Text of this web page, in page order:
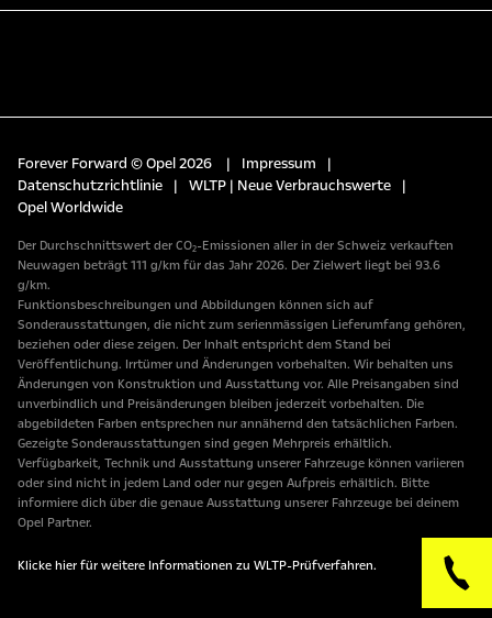
Forever Forward © Opel 2026 | Impressum
|
Datenschutzrichtlinie
| WLTP | Neue Verbrauchswerte
|
Opel Worldwide
Der Durchschnittswert der CO₂-Emissionen aller in der Schweiz verkauften
Neuwagen beträgt 111 g/km für das Jahr 2026. Der Zielwert liegt bei 93.6
g/km.
Funktionsbeschreibungen und Abbildungen können sich auf
Sonderausstattungen, die nicht zum serienmässigen Lieferumfang gehören,
beziehen oder diese zeigen. Der Inhalt entspricht dem Stand bei
Veröffentlichung. Irrtümer und Änderungen vorbehalten. Wir behalten uns
Änderungen von Konstruktion und Ausstattung vor. Alle Preisangaben sind
unverbindlich und Preisänderungen bleiben jederzeit vorbehalten. Die
abgebildeten Farben entsprechen nur annähernd den tatsächlichen Farben.
Gezeigte Sonderausstattungen sind gegen Mehrpreis erhältlich.
Verfügbarkeit, Technik und Ausstattung unserer Fahrzeuge können variieren
oder sind nicht in jedem Land oder nur gegen Aufpreis erhältlich. Bitte
informiere dich über die genaue Ausstattung unserer Fahrzeuge bei deinem
Opel Partner.
Klicke hier für weitere Informationen zu WLTP-Prüfverfahren.